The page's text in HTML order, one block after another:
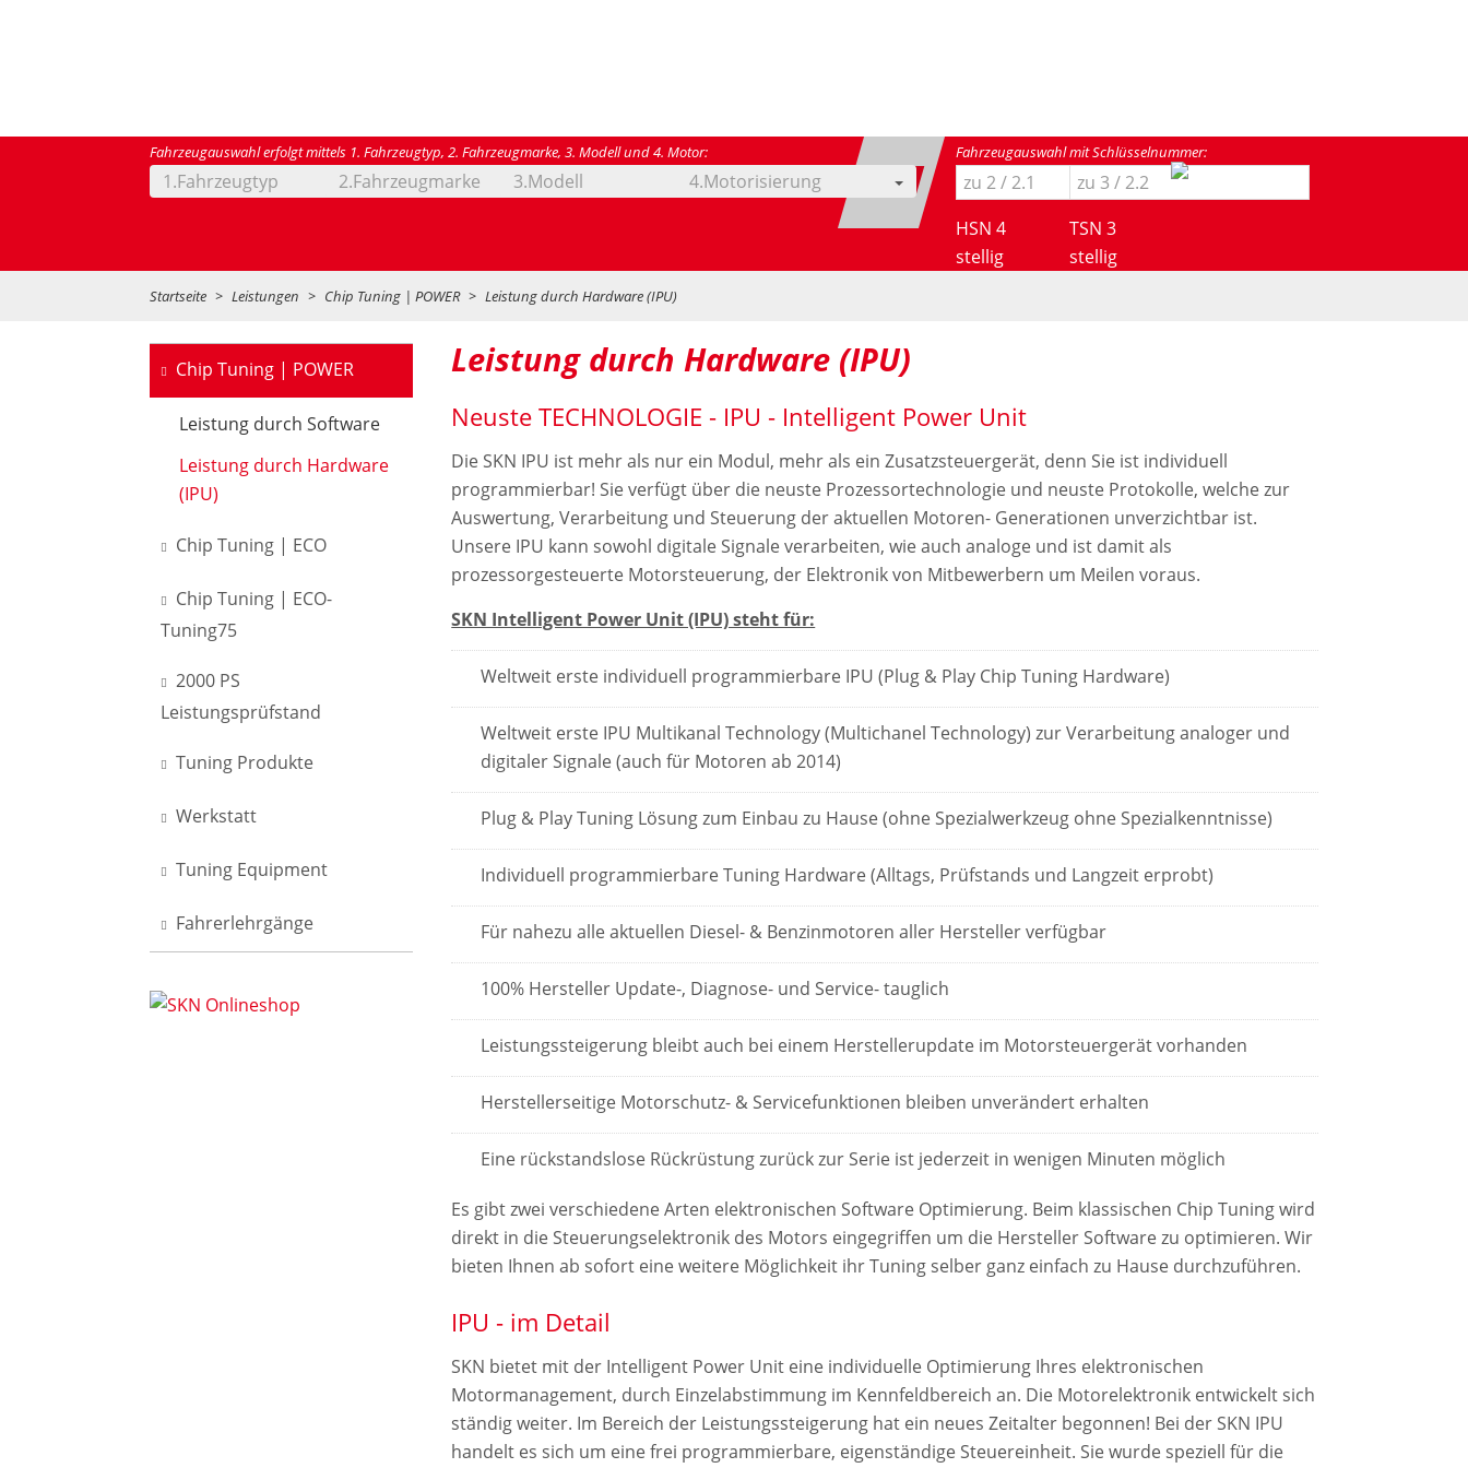
Fahrzeugauswahl erfolgt mittels 1. Fahrzeugtyp, 2. Fahrzeugmarke, 3. Modell und 4. Motor:
1.Fahrzeugtyp 2.Fahrzeugmarke 3.Modell 4.Motorisierung ODER
Fahrzeugauswahl mit Schlüsselnummer:
HSN 4
stellig
TSN 3
stellig
Startseite Leistungen Chip Tuning | POWER Leistung durch Hardware (IPU)
Leistung durch Hardware (IPU)
Neuste TECHNOLOGIE - IPU - Intelligent Power Unit
Die SKN IPU ist mehr als nur ein Modul, mehr als ein Zusatzsteuergerät, denn Sie ist individuell
programmierbar! Sie verfügt über die neuste Prozessortechnologie und neuste Protokolle, welche zur
Auswertung, Verarbeitung und Steuerung der aktuellen Motoren- Generationen unverzichtbar ist.
Unsere IPU kann sowohl digitale Signale verarbeiten, wie auch analoge und ist damit als
prozessorgesteuerte Motorsteuerung, der Elektronik von Mitbewerbern um Meilen voraus.
SKN Intelligent Power Unit (IPU) steht für:
Weltweit erste individuell programmierbare IPU (Plug & Play Chip Tuning Hardware)
Weltweit erste IPU Multikanal Technology (Multichanel Technology) zur Verarbeitung analoger und
digitaler Signale (auch für Motoren ab 2014)
Plug & Play Tuning Lösung zum Einbau zu Hause (ohne Spezialwerkzeug ohne Spezialkenntnisse)
Individuell programmierbare Tuning Hardware (Alltags, Prüfstands und Langzeit erprobt)
Für nahezu alle aktuellen Diesel- & Benzinmotoren aller Hersteller verfügbar
100% Hersteller Update-, Diagnose- und Service- tauglich
Leistungssteigerung bleibt auch bei einem Herstellerupdate im Motorsteuergerät vorhanden
Herstellerseitige Motorschutz- & Servicefunktionen bleiben unverändert erhalten
Eine rückstandslose Rückrüstung zurück zur Serie ist jederzeit in wenigen Minuten möglich
Es gibt zwei verschiedene Arten elektronischen Software Optimierung. Beim klassischen Chip Tuning wird
direkt in die Steuerungselektronik des Motors eingegriffen um die Hersteller Software zu optimieren. Wir
bieten Ihnen ab sofort eine weitere Möglichkeit ihr Tuning selber ganz einfach zu Hause durchzuführen.
IPU - im Detail
SKN bietet mit der Intelligent Power Unit eine individuelle Optimierung Ihres elektronischen
Motormanagement, durch Einzelabstimmung im Kennfeldbereich an. Die Motorelektronik entwickelt sich
ständig weiter. Im Bereich der Leistungssteigerung hat ein neues Zeitalter begonnen! Bei der SKN IPU
handelt es sich um eine frei programmierbare, eigenständige Steuereinheit. Sie wurde speziell für die
Chip Tuning | POWER
Leistung durch Software
Leistung durch Hardware
(IPU)
Chip Tuning | ECO
Chip Tuning | ECO-
Tuning75
2000 PS
Leistungsprüfstand
Tuning Produkte
Werkstatt
Tuning Equipment
Fahrerlehrgänge